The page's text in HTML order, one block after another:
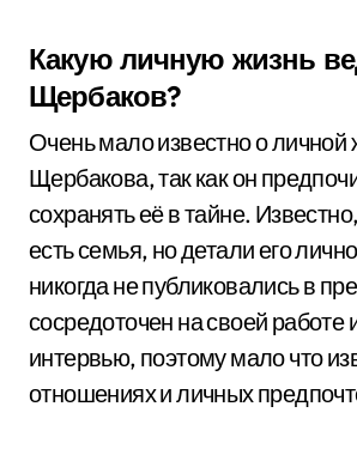
Какую личную жизнь
Щербаков?
Очень мало известно о личной
Щербакова, так как он
сохранять её в тайне.
есть семья, но детали его
никогда не публиковались в
сосредоточен на своей работе
интервью, поэтому мало что
отношениях и личных